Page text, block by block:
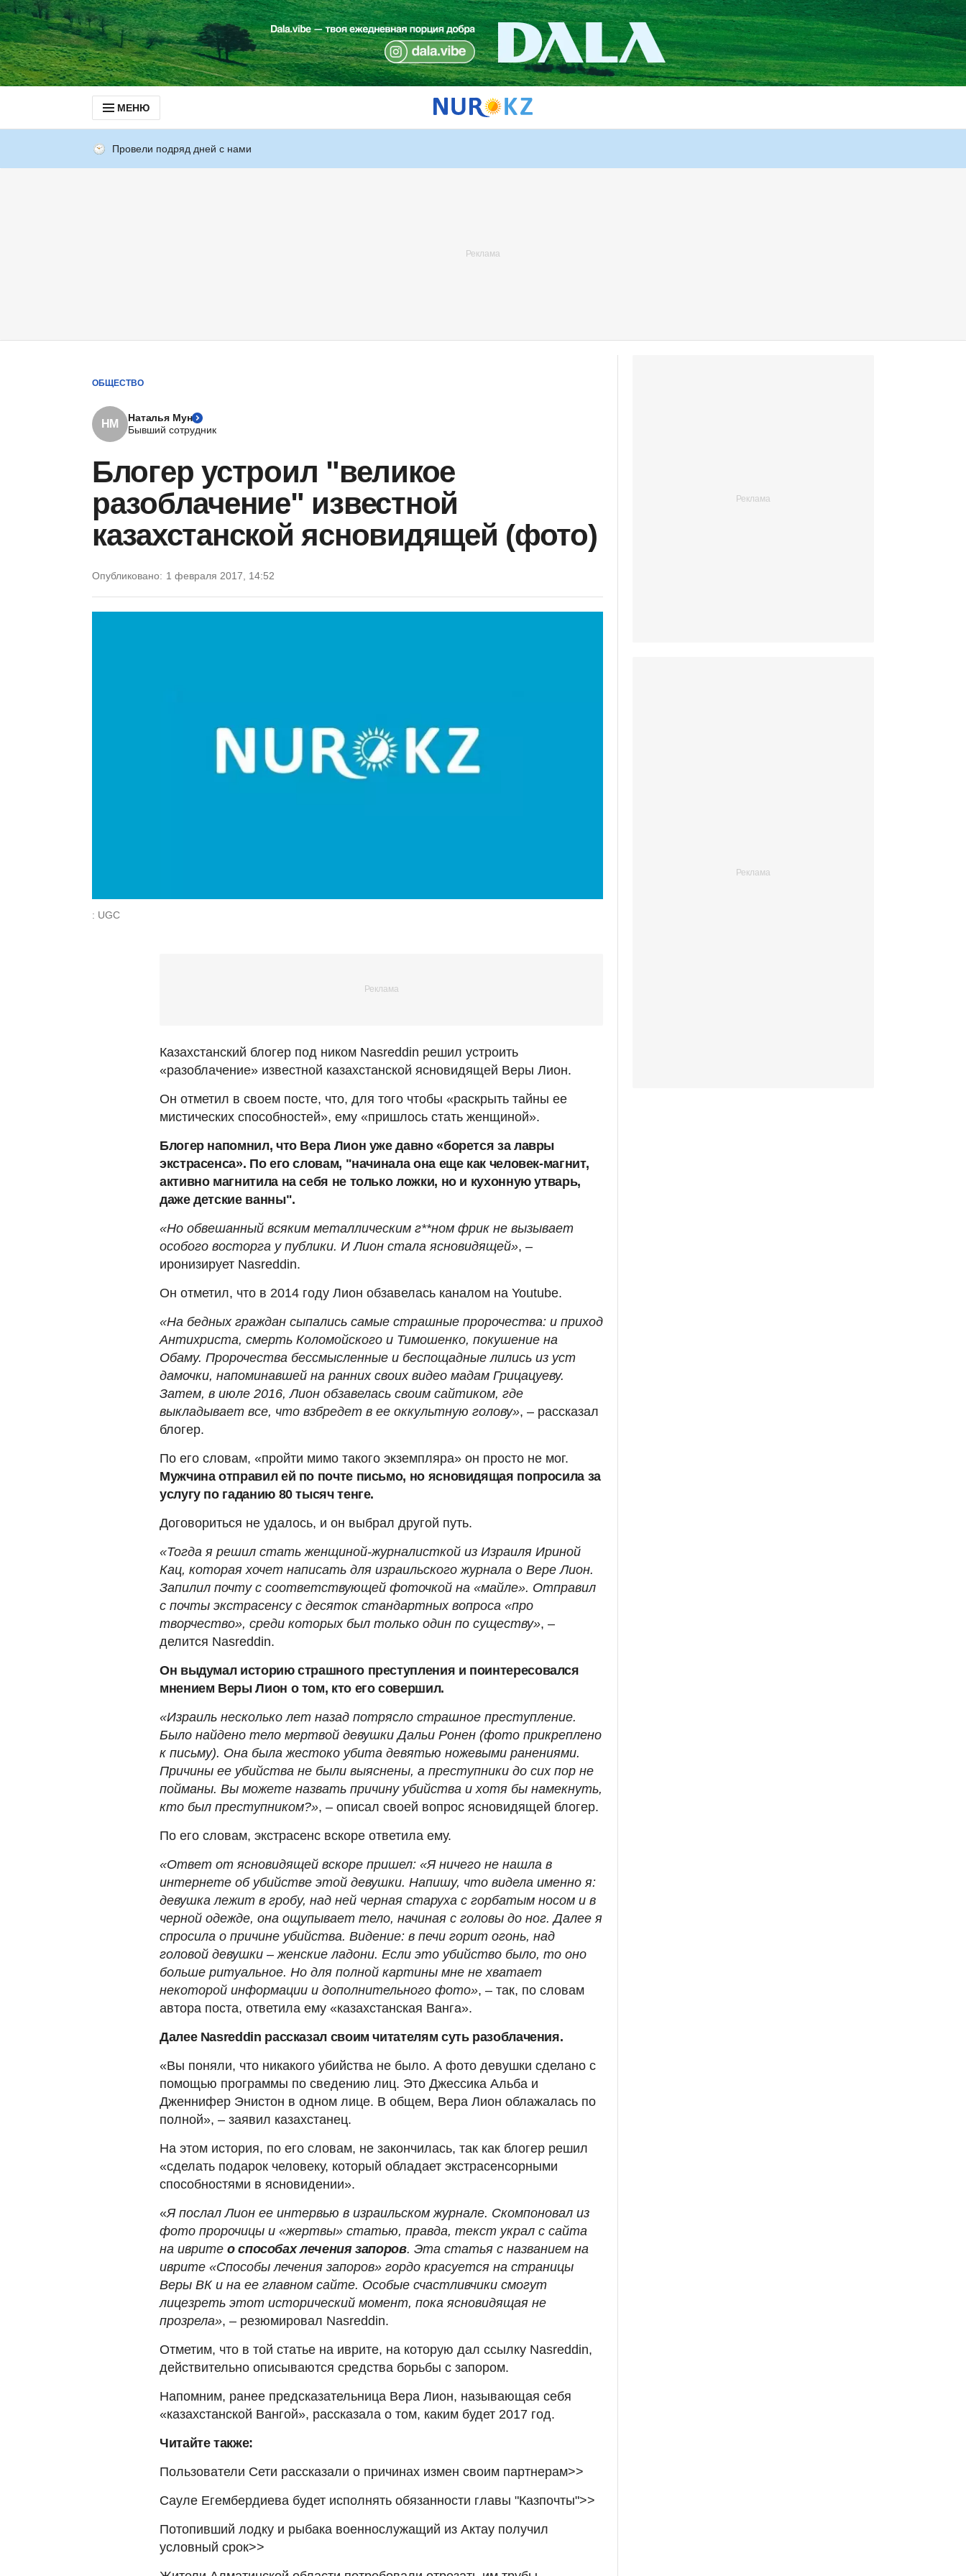
МЕНЮ
Провели подряд дней с нами
ОБЩЕСТВО
НМ
Наталья Мун
Бывший сотрудник
Блогер устроил "великое
разоблачение" известной
казахстанской ясновидящей (фото)
Опубликовано: 1 февраля 2017, 14:52
: UGC
Казахстанский блогер под ником Nasreddin решил устроить
«разоблачение» известной казахстанской ясновидящей Веры Лион.
Он отметил в своем посте, что, для того чтобы «раскрыть тайны ее
мистических способностей», ему «пришлось стать женщиной».
Блогер напомнил, что Вера Лион уже давно «борется за лавры
экстрасенса». По его словам, "начинала она еще как человек-магнит,
активно магнитила на себя не только ложки, но и кухонную утварь,
даже детские ванны".
«Но обвешанный всяким металлическим г**ном фрик не вызывает
особого восторга у публики. И Лион стала ясновидящей», –
иронизирует Nasreddin.
Он отметил, что в 2014 году Лион обзавелась каналом на Youtube.
«На бедных граждан сыпались самые страшные пророчества: и приход
Антихриста, смерть Коломойского и Тимошенко, покушение на
Обаму. Пророчества бессмысленные и беспощадные лились из уст
дамочки, напоминавшей на ранних своих видео мадам Грицацуеву.
Затем, в июле 2016, Лион обзавелась своим сайтиком, где
выкладывает все, что взбредет в ее оккультную голову», – рассказал
блогер.
По его словам, «пройти мимо такого экземпляра» он просто не мог.
Мужчина отправил ей по почте письмо, но ясновидящая попросила за
услугу по гаданию 80 тысяч тенге.
Договориться не удалось, и он выбрал другой путь.
«Тогда я решил стать женщиной-журналисткой из Израиля Ириной
Кац, которая хочет написать для израильского журнала о Вере Лион.
Запилил почту с соответствующей фоточкой на «майле». Отправил
с почты экстрасенсу с десяток стандартных вопроса «про
творчество», среди которых был только один по существу», –
делится Nasreddin.
Он выдумал историю страшного преступления и поинтересовался
мнением Веры Лион о том, кто его совершил.
«Израиль несколько лет назад потрясло страшное преступление.
Было найдено тело мертвой девушки Дальи Ронен (фото прикреплено
к письму). Она была жестоко убита девятью ножевыми ранениями.
Причины ее убийства не были выяснены, а преступники до сих пор не
пойманы. Вы можете назвать причину убийства и хотя бы намекнуть,
кто был преступником?», – описал своей вопрос ясновидящей блогер.
По его словам, экстрасенс вскоре ответила ему.
«Ответ от ясновидящей вскоре пришел: «Я ничего не нашла в
интернете об убийстве этой девушки. Напишу, что видела именно я:
девушка лежит в гробу, над ней черная старуха с горбатым носом и в
черной одежде, она ощупывает тело, начиная с головы до ног. Далее я
спросила о причине убийства. Видение: в печи горит огонь, над
головой девушки – женские ладони. Если это убийство было, то оно
больше ритуальное. Но для полной картины мне не хватает
некоторой информации и дополнительного фото», – так, по словам
автора поста, ответила ему «казахстанская Ванга».
Далее Nasreddin рассказал своим читателям суть разоблачения.
«Вы поняли, что никакого убийства не было. А фото девушки сделано с
помощью программы по сведению лиц. Это Джессика Альба и
Дженнифер Энистон в одном лице. В общем, Вера Лион облажалась по
полной», – заявил казахстанец.
На этом история, по его словам, не закончилась, так как блогер решил
«сделать подарок человеку, который обладает экстрасенсорными
способностями в ясновидении».
«Я послал Лион ее интервью в израильском журнале. Скомпоновал из
фото пророчицы и «жертвы» статью, правда, текст украл с сайта
на иврите о способах лечения запоров. Эта статья с названием на
иврите «Способы лечения запоров» гордо красуется на страницы
Веры ВК и на ее главном сайте. Особые счастливчики смогут
лицезреть этот исторический момент, пока ясновидящая не
прозрела», – резюмировал Nasreddin.
Отметим, что в той статье на иврите, на которую дал ссылку Nasreddin,
действительно описываются средства борьбы с запором.
Напомним, ранее предсказательница Вера Лион, называющая себя
«казахстанской Вангой», рассказала о том, каким будет 2017 год.
Читайте также:
Пользователи Сети рассказали о причинах измен своим партнерам>>
Сауле Егембердиева будет исполнять обязанности главы "Казпочты">>
Потопивший лодку и рыбака военнослужащий из Актау получил
условный срок>>